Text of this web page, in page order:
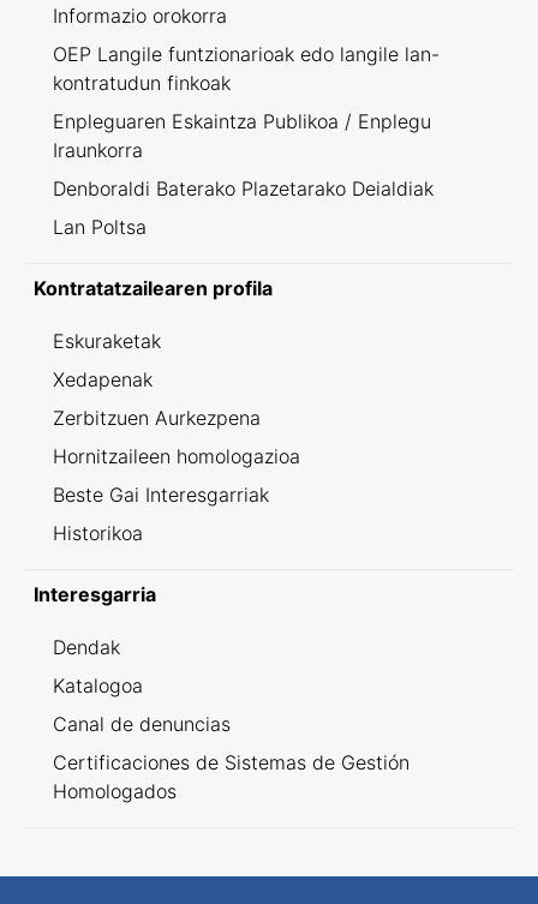
Informazio orokorra
OEP Langile funtzionarioak edo langile lan-
kontratudun finkoak
Enpleguaren Eskaintza Publikoa / Enplegu
Iraunkorra
Denboraldi Baterako Plazetarako Deialdiak
Lan Poltsa
Kontratatzailearen profila
Eskuraketak
Xedapenak
Zerbitzuen Aurkezpena
Hornitzaileen homologazioa
Beste Gai Interesgarriak
Historikoa
Interesgarria
Dendak
Katalogoa
Canal de denuncias
Certificaciones de Sistemas de Gestión
Homologados